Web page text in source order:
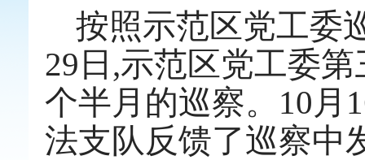
按照示范区党工委
29日,示范区党工委
个半月的巡察。10月
法支队反馈了巡察中